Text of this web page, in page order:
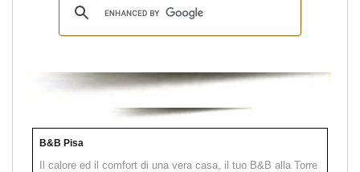
B&B Pisa
Il calore ed il comfort di una vera casa, il tuo B&B alla Torre